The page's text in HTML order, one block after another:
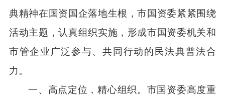
典精神在国资国企落地生根，市国资委紧紧围绕
活动主题，认真组织实施，形成市国资委机关和
市管企业广泛参与、共同行动的民法典普法合
力。
一、高点定位，精心组织。市国资委高度重